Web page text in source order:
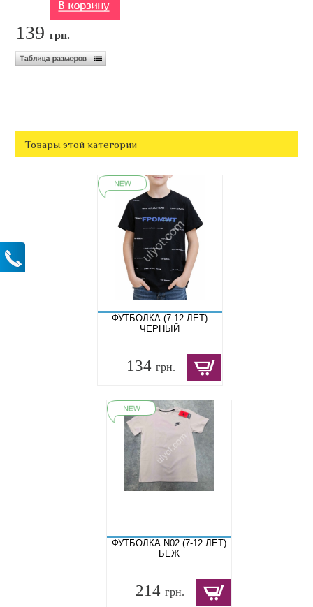
139грн.
Товары этой категории
ФУТБОЛКА (7-12 ЛЕТ)
ЧЕРНЫЙ
134 грн.
ФУТБОЛКА N02 (7-12 ЛЕТ)
БЕЖ
214 грн.